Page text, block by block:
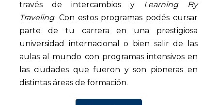
través de intercambios y
Learning By
Traveling. Con estos programas podés cursar
parte de tu carrera en una prestigiosa
universidad internacional o bien salir de las
aulas al mundo con programas intensivos en
las ciudades que fueron y son pioneras en
distintas áreas de formación.